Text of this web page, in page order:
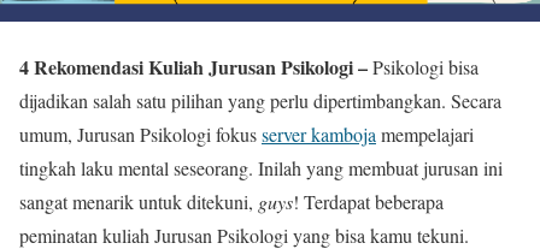
4 Rekomendasi Kuliah Jurusan Psikologi –Psikologi bisa
dijadikan salah satu pilihan yang perlu dipertimbangkan. Secara
umum, Jurusan Psikologi fokusserver kamboja mempelajari
tingkah laku mental seseorang. Inilah yang membuat jurusan ini
sangat menarik untuk ditekuni, guys! Terdapat beberapa
peminatan kuliah Jurusan Psikologi yang bisa kamu tekuni.